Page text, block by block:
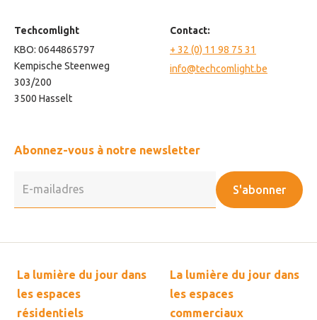
Techcomlight
KBO: 0644865797
Kempische Steenweg
303/200
3500 Hasselt
Contact:
+ 32 (0) 11 98 75 31
info@techcomlight.be
Abonnez-vous à notre newsletter
S'abonner
La lumière du jour dans
les espaces
résidentiels
La lumière du jour dans
les espaces
commerciaux